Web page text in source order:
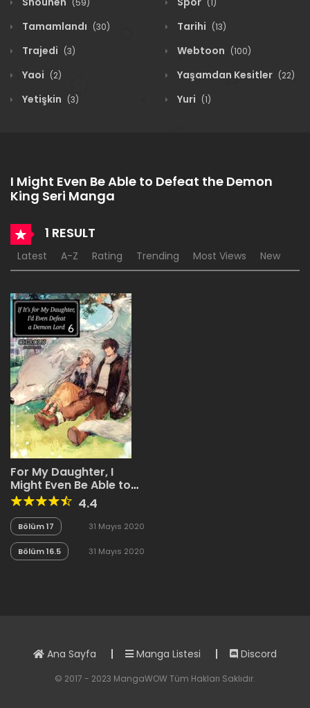
(59) (1)
Tamamlandı (30) Tarihi (13)
Trajedi (3) Webtoon (100)
Yaoi (2) Yaşamdan Kesitler (22)
Yetişkin (3) Yuri (1)
I Might Even Be Able to Defeat the Demon
King Seri Manga
1 RESULT
Latest A-Z Rating Trending Most Views New
For My Daughter, I
Might Even Be Able to
Defeat the Demon King
4.4
Bölüm 17 31 Mayıs 2020
Bölüm 16.5 31 Mayıs 2020
Ana Sayfa Manga Listesi Discord
© 2017 - 2023 MangaWOW Tüm Hakları Saklıdır.